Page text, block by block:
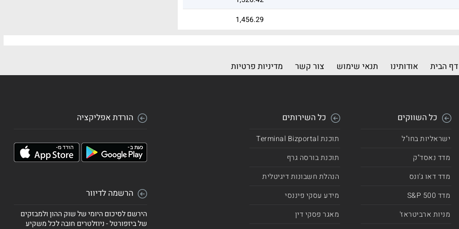
1,456.29
1,064.74
1,013.26
דף הבית אודותינו תנאי שימוש צור קשר מדיניות פרטיות
כל השווקים
ישראליות בחו"ל
מדד נאסד"ק
מדד דאו ג'ונס
מדד 500 S&P
מניות ארביטראז'
כל השירותים
תוכנת Terminal Bizportal
תוכנת בורסה גרף
הנהלת חשבונות דיגיטלית
מידע עסקי פיננסי
מאגר פסקי דין
הורדת אפליקציה
הרשמה לדיוור
הירשם לסיכום היומי של שוק ההון ולמבזקים
של ביזפורטל - ניוזלטרים חובה לכל משקיע